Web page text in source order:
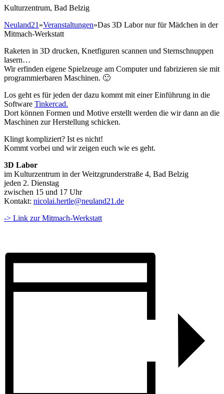
Kulturzentrum, Bad Belzig
Neuland21»Veranstaltungen»Das 3D Labor nur für Mädchen in der
Mitmach-Werkstatt
Raketen in 3D drucken, Knetfiguren scannen und Sternschnuppen
lasern…
Wir erfinden eigene Spielzeuge am Computer und fabrizieren sie mit
programmierbaren Maschinen. 🙂
Los geht es für jeden der dazu kommt mit einer Einführung in die
Software Tinkercad.
Dort können Formen und Motive erstellt werden die wir dann an die
Maschinen zur Herstellung schicken.
Klingt kompliziert? Ist es nicht!
Kommt vorbei und wir zeigen euch wie es geht.
3D Labor
im Kulturzentrum in der Weitzgrunderstraße 4, Bad Belzig
jeden 2. Dienstag
zwischen 15 und 17 Uhr
Kontakt: nicolai.hertle@neuland21.de
-> Link zur Mitmach-Werkstatt